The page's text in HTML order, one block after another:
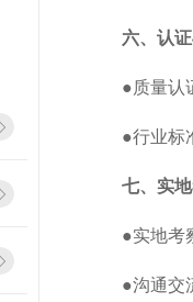
六、认
●质量认证
●行业标准
七、实
●实地考察
●沟通交流